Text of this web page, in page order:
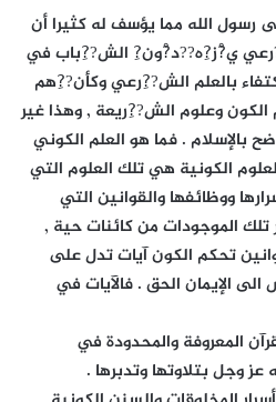
رسول الله مما يؤسف له كثيرا أن
ي?ْز?ِه??د?ْون?ِ الش??ِباب في
بالعلم الش??ِرعي وكأن??ِهم
الكون وعلوم الش??ِريعة , وهذا غير
بالإسلام . فما هو العلم الكوني
الكونية هي تلك العلوم التي
ووظائفها والقوانين التي
تلك الموجودات من كائنات حية ,
تحكم الكون آيات تدل على
الإيمان الحق . فالآيات في
المعروفة والمحدودة في
وجل بتلاوتها وتدبرها .